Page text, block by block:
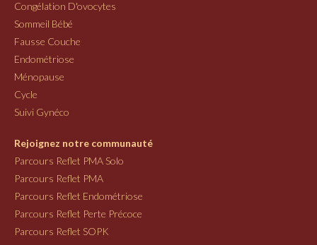
Congélation D'ovocytes
Sommeil Bébé
Fausse Couche
Endométriose
Ménopause
Cycle
Suivi Gynéco
Rejoignez notre communauté
Parcours Reflet PMA Solo
Parcours Reflet PMA
Parcours Reflet Endométriose
Parcours Reflet Perte Précoce
Parcours Reflet SOPK